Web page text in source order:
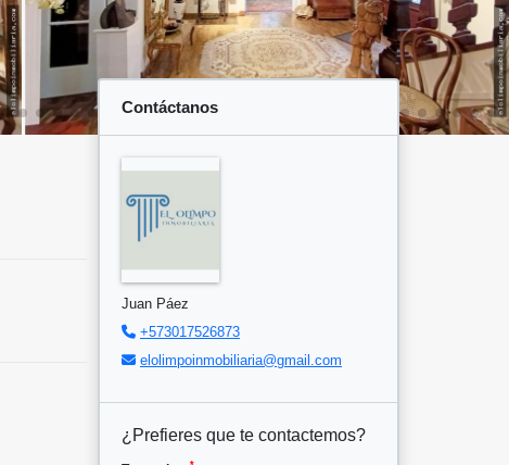
Contáctanos
Juan Páez
+573017526873
elolimpoinmobiliaria@gmail.com
¿Prefieres que te contactemos?